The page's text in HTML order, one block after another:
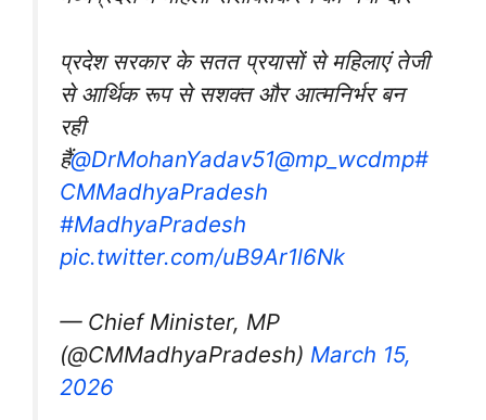
प्रदेश सरकार के सतत प्रयासों से महिलाएं तेजी
से आर्थिक रूप से सशक्त और आत्मनिर्भर बन
रही
हैं@DrMohanYadav51@mp_wcdmp#
CMMadhyaPradesh
#MadhyaPradesh
pic.twitter.com/uB9Ar1l6Nk
— Chief Minister, MP
(@CMMadhyaPradesh) March 15,
2026